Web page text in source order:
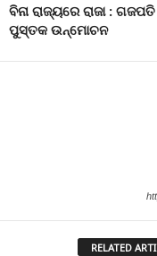
ବିନା ରାଜ୍ୟରେ ରାଜା : ଗଜପତି
ପୁସ୍ତକ ଉନ୍ମ‌ୋଚନ
RELATED